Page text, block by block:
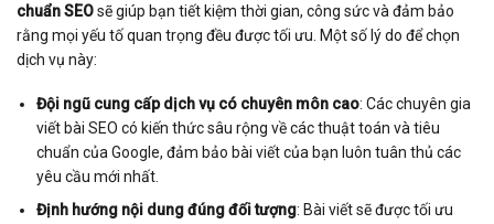
chuẩn SEOsẽ giúp bạn tiết kiệm thời gian, công sức và đảm bảo
rằng mọi yếu tố quan trọng đều được tối ưu. Một số lý do để chọn
dịch vụ này:
Đội ngũ cung cấp dịch vụ có chuyên môn cao: Các chuyên gia
viết bài SEO có kiến thức sâu rộng về các thuật toán và tiêu
chuẩn của Google, đảm bảo bài viết của bạn luôn tuân thủ các
yêu cầu mới nhất.
Định hướng nội dung đúng đối tượng: Bài viết sẽ được tối ưu